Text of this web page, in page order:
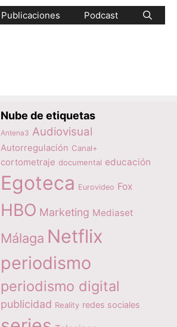
Publicaciones Podcast
Nube de etiquetas
Antena3 Audiovisual
Autorregulación Canal+
cortometraje documental educación
Egoteca Eurovideo Fox
HBO Marketing Mediaset
Málaga Netflix
periodismo
periodismo digital
publicidad Reality redes sociales